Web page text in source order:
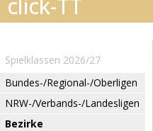
Spielklassen 2026/27
Bundes-/Regional-/Oberligen
NRW-/Verbands-/Landesligen
Bezirke